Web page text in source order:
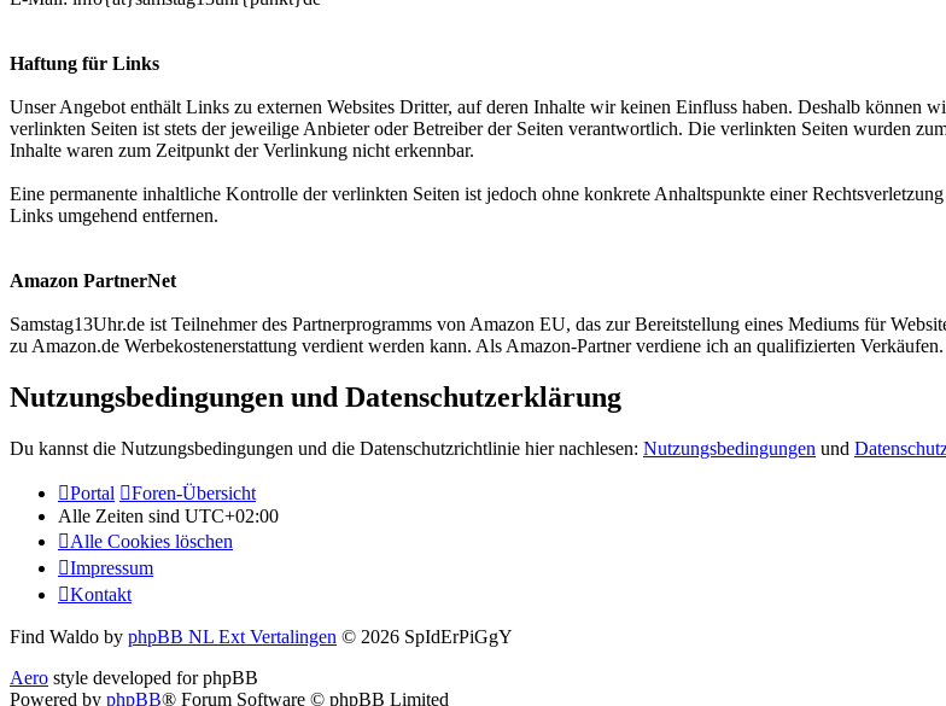
Haftung für Links
Unser Angebot enthält Links zu externen Websites Dritter, auf deren Inhalte wir keinen Einfluss haben. Deshalb können
verlinkten Seiten ist stets der jeweilige Anbieter oder Betreiber der Seiten verantwortlich. Die verlinkten Seiten wurden
Inhalte waren zum Zeitpunkt der Verlinkung nicht erkennbar.
Eine permanente inhaltliche Kontrolle der verlinkten Seiten ist jedoch ohne konkrete Anhaltspunkte einer
Links umgehend entfernen.
Amazon PartnerNet
Samstag13Uhr.de ist Teilnehmer des Partnerprogramms von Amazon EU, das zur Bereitstellung eines Mediums für
zu Amazon.de Werbekostenerstattung verdient werden kann. Als Amazon-Partner verdiene ich an qualifizierten Verkäufen.
Nutzungsbedingungen und Datenschutzerklärung
Du kannst die Nutzungsbedingungen und die Datenschutzrichtlinie hier nachlesen: Nutzungsbedingungen und
Portal
Foren-Übersicht
Alle Zeiten sind UTC+02:00
Alle Cookies löschen
Impressum
Kontakt
Find Waldo by phpBB NL Ext Vertalingen © 2026 SpIdErPiGgY
Aero style developed for phpBB
Powered by phpBB® Forum Software © phpBB Limited